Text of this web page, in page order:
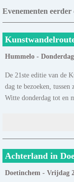
Evenementen eerder
Hummelo -
De 21ste editie van de
dag te bezoeken,
Witte donderdag tot en
Achterland in
Doetinchem - Vrijdag